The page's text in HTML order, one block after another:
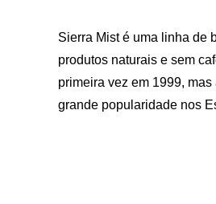
Sierra Mist é uma linha de
produtos naturais e sem
primeira vez em 1999,
grande popularidade nos